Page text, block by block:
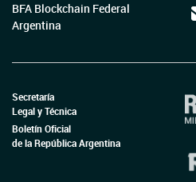
BFA Blockchain Federal
Argentina
Secretaría
Legal y Técnica
Boletín Oficial
de la República Argentina